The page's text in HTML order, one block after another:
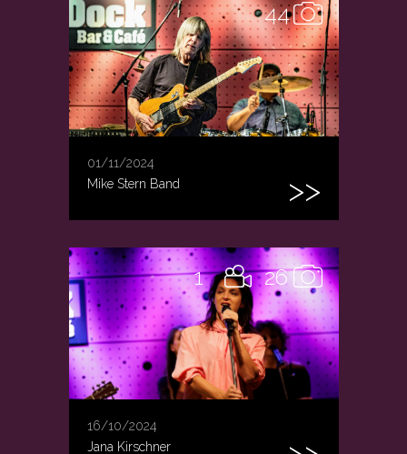
44
01/11/2024
Mike Stern Band
26
1
16/10/2024
Jana Kirschner